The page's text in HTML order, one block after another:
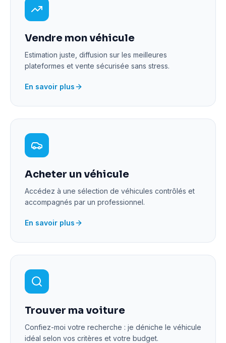
Vendre mon véhicule
Estimation juste, diffusion sur les meilleures
plateformes et vente sécurisée sans stress.
En savoir plus
Acheter un véhicule
Accédez à une sélection de véhicules contrôlés et
accompagnés par un professionnel.
En savoir plus
Trouver ma voiture
Confiez-moi votre recherche : je déniche le véhicule
idéal selon vos critères et votre budget.